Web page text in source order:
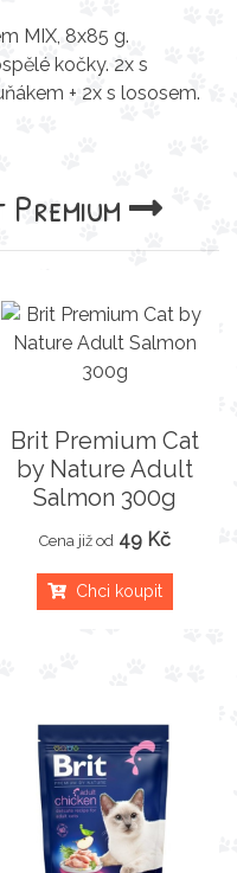
MIX, 8x85 g.
kočky. 2x s
+ 2x s lososem.
Brit Premium Cat
by Nature Adult
Salmon 300g
Cena již od 49 Kč
Chci koupit